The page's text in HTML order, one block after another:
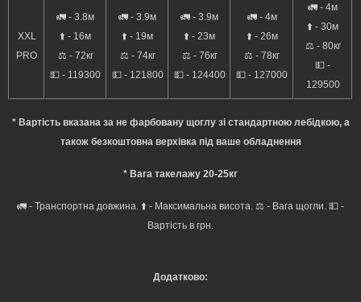
XXL
PRO
🚛 - 3.8м
⬆️ - 16м
⚖️ - 72кг
💵 - 119300
🚛 - 3.9м
⬆️ - 19м
⚖️ - 74кг
💵 - 121800
🚛 - 3.9м
⬆️ - 23м
⚖️ - 76кг
💵 - 124400
🚛 - 4м
⬆️ - 26м
⚖️ - 78кг
💵 - 127000
🚛 - 4м
⬆️ - 30м
⚖️ - 80кг
💵 -
129500
* Вартість вказана за не фарбовану щоглу зі стандартною лебідкою, а
також безкоштовна верхівка під ваше обладнення
* Вага такелажу 20-25кг
🚛 - Транспортна довжина. ⬆️ - Максимальна висота. ⚖️ - Вага щогли. 💵 -
Вартість в грн.
Додатково: